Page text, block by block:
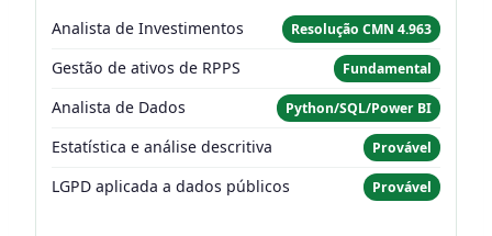
Analista de Investimentos Resolução CMN 4.963
Gestão de ativos de RPPS Fundamental
Analista de Dados Python/SQL/Power BI
Estatística e análise descritiva Provável
LGPD aplicada a dados públicos Provável